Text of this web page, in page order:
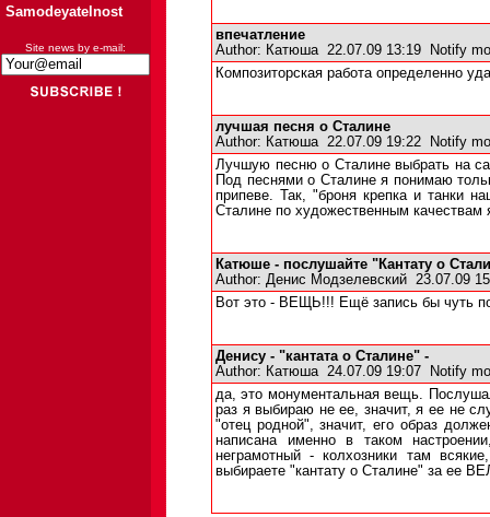
Samodeyatelnost
Site news by e-mail:
впечатление
Author: Катюша22.07.09 13:19
Notify
Композиторская работа определенно
лучшая песня о Сталине
Author: Катюша22.07.09 19:22
Notify
Лучшую песню о Сталине выбрать на
Под песнями о Сталине я понимаю
припеве. Так, "броня крепка и танки
Сталине по художественным
Катюше - послушайте "Кантату о
Author: Денис Модзелевский 23.07.09
Вот это - ВЕЩЬ!!! Ещё запись бы чуть
Денису - "кантата о Сталине" -
Author: Катюша24.07.09 19:07
Notify
да, это монументальная вещь.
раз я выбираю не ее, значит, я ее не
"отец родной", значит, его образ
написана именно в таком
неграмотный - колхозники там
выбираете "кантату о Сталине" за ее